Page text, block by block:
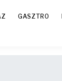
GASZTRO